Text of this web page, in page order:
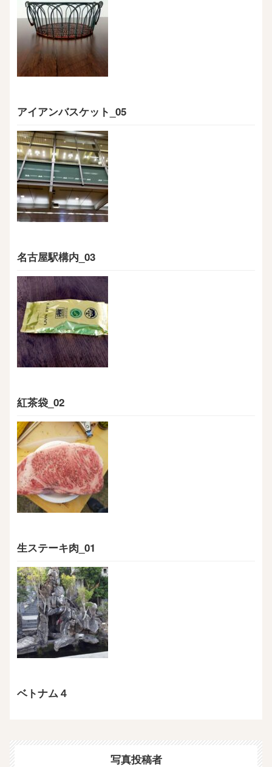
アイアンバスケット_05
名古屋駅構内_03
紅茶袋_02
生ステーキ肉_01
ベトナム４
写真投稿者